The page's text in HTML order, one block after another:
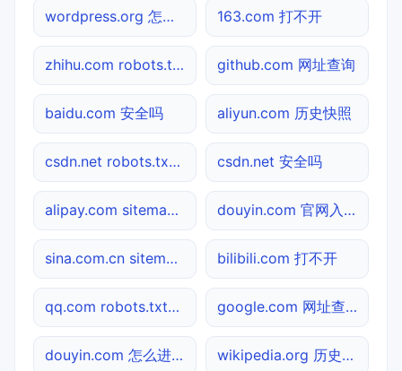
wordpress.org 怎么进入 163.com 打不开
zhihu.com robots.txt检测 github.com 网址查询
baidu.com 安全吗 aliyun.com 历史快照
csdn.net robots.txt检测 csdn.net 安全吗
alipay.com sitemap.xml检测 douyin.com 官网入口
sina.com.cn sitemap.xml检测 bilibili.com 打不开
qq.com robots.txt检测 google.com 网址查询
douyin.com 怎么进入 wikipedia.org 历史快照